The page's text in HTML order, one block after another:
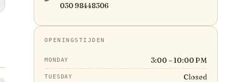
030 98448306
OPENINGSTIJDEN
MONDAY 3:00 – 10:00 PM
TUESDAY Closed